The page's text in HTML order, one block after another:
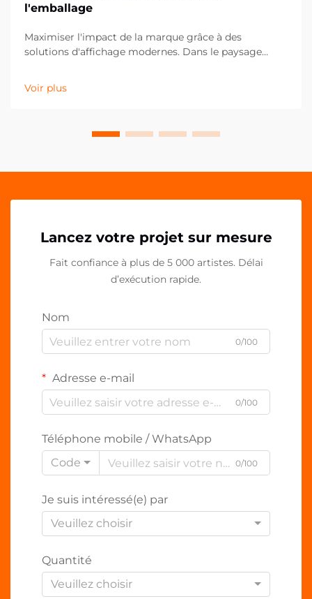
l'emballage
Maximiser l'impact de la marque grâce à des
solutions d'affichage modernes. Dans le paysage
marketing, les moindres détails peuvent faire la plus
grande différence dans la présentation de la marque.
Voir plus
Lancez votre projet sur mesure
Fait confiance à plus de 5 000 artistes. Délai
d’exécution rapide.
Nom
0/100
Adresse e-mail
0/100
Téléphone mobile / WhatsApp
Code
0/100
Je suis intéressé(e) par
Veuillez choisir
Quantité
Veuillez choisir